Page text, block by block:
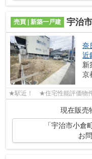
売買 | 新築一戸建 宇治
奈
近
新
京
★駅近！ ★住宅性能評価物
現在販売
「宇治市小
お